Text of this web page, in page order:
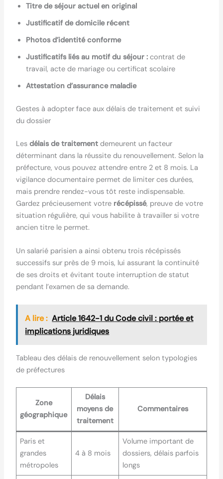
Titre de séjour actuel en original
Justificatif de domicile récent
Photos d’identité conforme
Justificatifs liés au motif du séjour :contrat de
travail, acte de mariage ou certificat scolaire
Attestation d’assurance maladie
Gestes à adopter face aux délais de traitement et suivi
du dossier
Les délais de traitementdemeurent un facteur
déterminant dans la réussite du renouvellement. Selon la
préfecture, vous pouvez attendre entre 2 et 8 mois. La
vigilance documentaire permet de limiter ces durées,
mais prendre rendez-vous tôt reste indispensable.
Gardez précieusement votre récépissé, preuve de votre
situation régulière, qui vous habilite à travailler si votre
ancien titre le permet.
Un salarié parisien a ainsi obtenu trois récépissés
successifs sur près de 9 mois, lui assurant la continuité
de ses droits et évitant toute interruption de statut
pendant l’examen de sa demande.
A lire : Article 1642-1 du Code civil : portée et
implications juridiques
Tableau des délais de renouvellement selon typologies
de préfectures
Zone
géographique
Délais
moyens de
traitement
Commentaires
Paris et
grandes
métropoles
4 à 8 mois
Volume important de
dossiers, délais parfois
longs